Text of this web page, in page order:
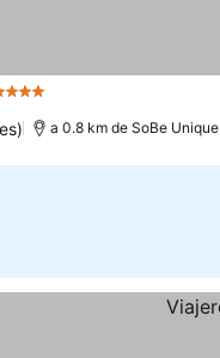
Estrelas
a 0.8 km de SoBe Unique